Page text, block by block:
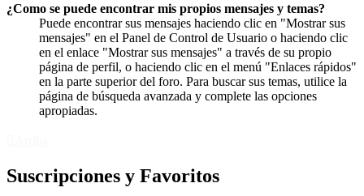
¿Como se puede encontrar mis propios mensajes y temas?
Puede encontrar sus mensajes haciendo clic en "Mostrar sus
mensajes" en el Panel de Control de Usuario o haciendo clic
en el enlace "Mostrar sus mensajes" a través de su propio
página de perfil, o haciendo clic en el menú "Enlaces rápidos"
en la parte superior del foro. Para buscar sus temas, utilice la
página de búsqueda avanzada y complete las opciones
apropiadas.
Suscripciones y Favoritos